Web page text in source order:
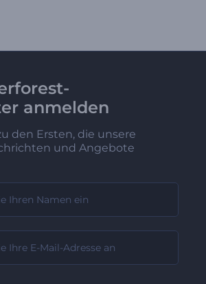
anmelden
den Ersten, die unsere
und Angebote